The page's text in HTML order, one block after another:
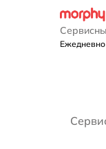
Ежедневно